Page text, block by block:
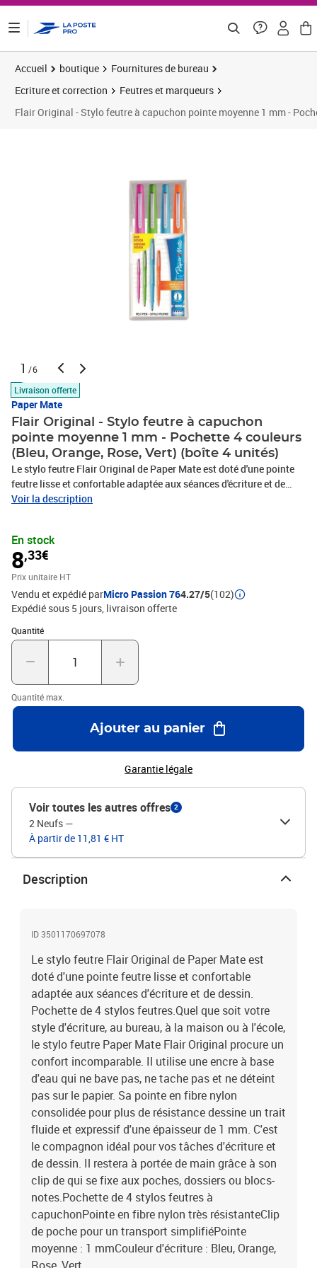
Accueil boutique
Fournitures de bureau
Ecriture et correction
Feutres et marqueurs
Flair Original - Stylo feutre à capuchon pointe moyenne 1 mm -
1 /6
Livraison offerte
Paper Mate
Flair Original - Stylo feutre à capuchon
pointe moyenne 1 mm - Pochette 4 couleurs
(Bleu, Orange, Rose, Vert) (boîte 4 unités)
Le stylo feutre Flair Original de Paper Mate est doté d'une pointe
feutre lisse et confortable adaptée aux séances d'écriture et de
dessin. Pochette de 4 stylos feutres.Quel que soit votre style
encre à base d'eau qui ne bave pas, ne tache pas et ne déteint pas
sur le papier. Sa pointe en fibre nylon consolidée pour plus de
résistance dessine un trait fluide et expressif d'une épaisseur de 1
mm. C'est le compagnon idéal pour vos tâches d'écriture et de
dessin. Il restera à portée de main grâce à son clip de qui se fixe
aux poches, dossiers ou blocs-notes.Pochette de 4 stylos feutres à
capuchonPointe en fibre nylon très résistanteClip de poche pour
un transport simplifiéPointe moyenne : 1 mmCouleur d'écriture :
Bleu, Orange, Rose, Vert
Voir la description
En stock
8,33€
Prix unitaire HT
Vendu et expédié parMicro Passion 764.27/5(102)
Expédié sous 5 jours livraison offerte
Quantité
Quantité : 1
Quantité max.
Ajouter au panier
Garantie légale
Voir toutes les autres offres 2
2 Neufs —
À partir de 11,81 € HT
Description
ID 3501170697078
Le stylo feutre Flair Original de Paper Mate est
doté d'une pointe feutre lisse et confortable
adaptée aux séances d'écriture et de dessin.
Pochette de 4 stylos feutres.Quel que soit votre
style d'écriture, au bureau, à la maison ou à l'école,
le stylo feutre Paper Mate Flair Original procure un
confort incomparable. Il utilise une encre à base
d'eau qui ne bave pas, ne tache pas et ne déteint
pas sur le papier. Sa pointe en fibre nylon
consolidée pour plus de résistance dessine un trait
fluide et expressif d'une épaisseur de 1 mm. C'est
le compagnon idéal pour vos tâches d'écriture et
de dessin. Il restera à portée de main grâce à son
clip de qui se fixe aux poches, dossiers ou blocs-
notes.Pochette de 4 stylos feutres à
capuchonPointe en fibre nylon très résistanteClip
de poche pour un transport simplifiéPointe
moyenne : 1 mmCouleur d'écriture : Bleu, Orange,